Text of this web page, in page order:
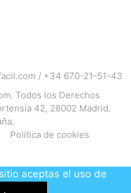
/ +34 670-21-51-43
. Todos los Derechos
42, 28002 Madrid.
Política de cookies
aceptas el uso de